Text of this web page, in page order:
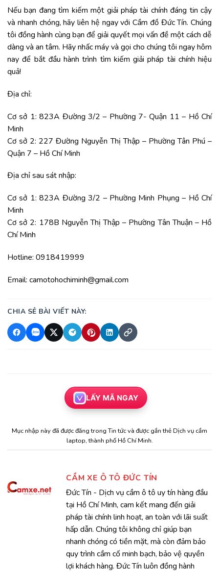
Nếu bạn đang tìm kiếm một giải pháp tài chính đáng tin cậy
và nhanh chóng, hãy liên hệ ngay với Cầm đồ Đức Tín. Chúng
tôi đồng hành cùng bạn để giải quyết mọi vấn đề một cách dễ
dàng và an tâm. Hãy nhấc máy và gọi cho chúng tôi ngay hôm
nay để bắt đầu hành trình tìm kiếm giải pháp tài chính hiệu
quả!
Địa chỉ:
Cơ sở 1: 823A Đường 3/2 – Phường 7- Quận 11 – Hồ Chí
Minh
Cơ sở 2: 227 Đường Nguyễn Thị Thập – Phường Tân Phú –
Quận 7 – Hồ Chí Minh
Địa chỉ sau sát nhập:
Cơ sở 1: 823A Đường 3/2 – Phường Minh Phụng – Hồ Chí
Minh
Cơ sở 2: 178B Nguyễn Thị Thập – Phường Tân Thuận – Hồ
Chí Minh
Hotline: 0918419999
Email: camotohochiminh@gmail.com
CHIA SẺ BÀI VIẾT NÀY:
LẤY MÃ NGAY
Mục nhập này đã được đăng trongTin tứcvà được gắn thẻDịch vụ cầm
laptop,thành phố Hồ Chí Minh.
CẦM XE Ô TÔ ĐỨC TÍN
Đức Tín - Dịch vụ cầm ô tô uy tín hàng đầu
tại Hồ Chí Minh, cam kết mang đến giải
pháp tài chính linh hoạt, an toàn với lãi suất
hấp dẫn. Chúng tôi không chỉ giúp bạn
nhanh chóng có tiền mặt, mà còn đảm bảo
quy trình cầm cố minh bạch, bảo vệ quyền
lợi khách hàng. Đức Tín luôn đồng hành